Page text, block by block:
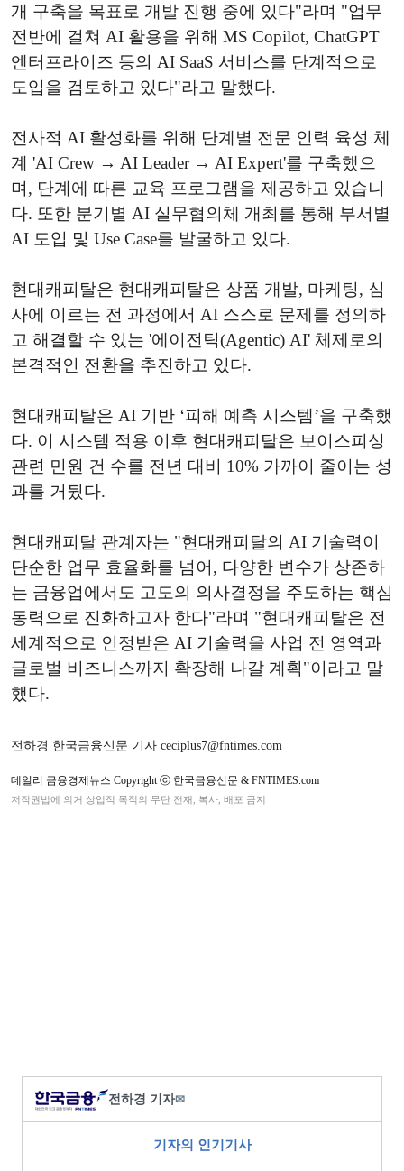
개 구축을 목표로 개발 진행 중에 있다"라며 "업무
전반에 걸쳐 AI 활용을 위해 MS Copilot, ChatGPT
엔터프라이즈 등의 AI SaaS 서비스를 단계적으로
도입을 검토하고 있다"라고 말했다.
전사적 AI 활성화를 위해 단계별 전문 인력 육성 체
계 'AI Crew → AI Leader → AI Expert'를 구축했으
며, 단계에 따른 교육 프로그램을 제공하고 있습니
다. 또한 분기별 AI 실무협의체 개최를 통해 부서별
AI 도입 및 Use Case를 발굴하고 있다.
현대캐피탈은 현대캐피탈은 상품 개발, 마케팅, 심
사에 이르는 전 과정에서 AI 스스로 문제를 정의하
고 해결할 수 있는 '에이전틱(Agentic) AI' 체제로의
본격적인 전환을 추진하고 있다.
현대캐피탈은 AI 기반 ‘피해 예측 시스템’을 구축했
다. 이 시스템 적용 이후 현대캐피탈은 보이스피싱
관련 민원 건 수를 전년 대비 10% 가까이 줄이는 성
과를 거뒀다.
현대캐피탈 관계자는 "현대캐피탈의 AI 기술력이
단순한 업무 효율화를 넘어, 다양한 변수가 상존하
는 금융업에서도 고도의 의사결정을 주도하는 핵심
동력으로 진화하고자 한다"라며 "현대캐피탈은 전
세계적으로 인정받은 AI 기술력을 사업 전 영역과
글로벌 비즈니스까지 확장해 나갈 계획"이라고 말
했다.
전하경 한국금융신문 기자 ceciplus7@fntimes.com
데일리 금융경제뉴스 Copyright ⓒ 한국금융신문 & FNTIMES.com
저작권법에 의거 상업적 목적의 무단 전재, 복사, 배포 금지
전하경 기자✉
기자의 인기기사